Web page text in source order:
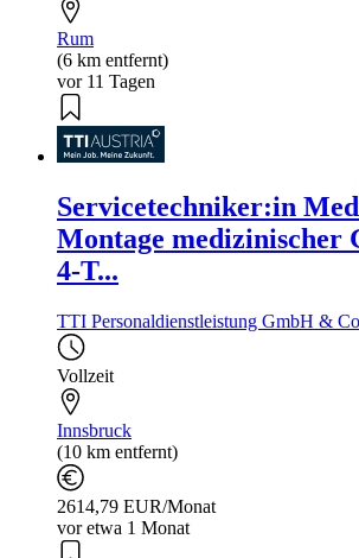
Rum
(6 km entfernt)
vor 11 Tagen
Servicetechniker:in
Montage medizinischer
4-T...
TTI Personaldienstleistung GmbH &
Vollzeit
Innsbruck
(10 km entfernt)
2614,79 EUR/Monat
vor etwa 1 Monat